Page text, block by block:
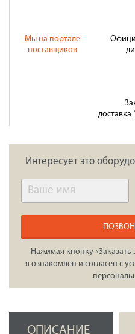
Мы на портале
поставщиков
доставка
Интересует это
Нажимая кнопку «Заказать
я ознакомлен и согласен с
ОПИСАНИЕ